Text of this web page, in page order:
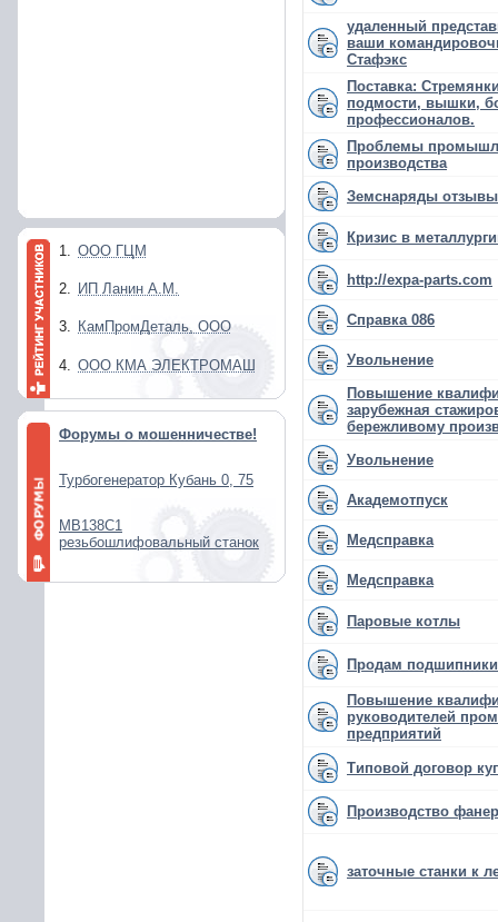
1. ООО ГЦМ
2. ИП Ланин А.М.
3. КамПромДеталь, ООО
4. ООО КМА ЭЛЕКТРОМАШ
Форумы о мошенничестве!
Турбогенератор Кубань 0, 75
МВ138С1
резьбошлифовальный станок
удаленный
ваши
Стафэкс
Поставка:
подмости, вышки,
профессионалов.
Проблемы
производства
Земснаряды отзывы
Кризис в
http://expa-parts.com
Справка 086
Увольнение
Повышение
зарубежная
бережливому
Увольнение
Академотпуск
Медсправка
Медсправка
Паровые котлы
Продам подшипники
Повышение
руководителей
предприятий
Типовой договор
Производство
заточные станки к